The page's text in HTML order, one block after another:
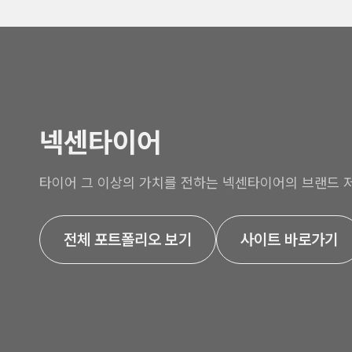
넥센타이어
타이어 그 이상의 가치를 전하는 넥센타이어의 브랜드
전체 포트폴리오 보기 사이트 바로가기